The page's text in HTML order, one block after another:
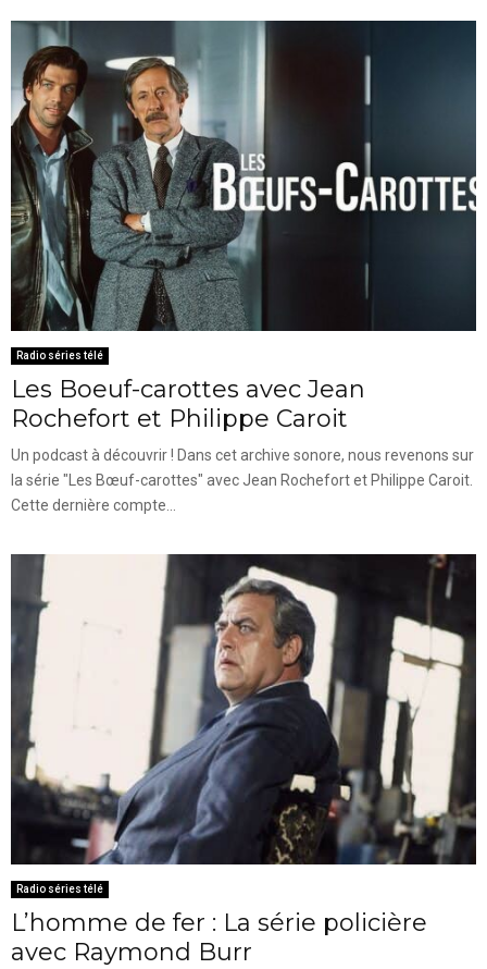
Radio séries télé
Les Boeuf-carottes avec Jean
Rochefort et Philippe Caroit
Un podcast à découvrir ! Dans cet archive sonore, nous revenons sur
la série "Les Bœuf-carottes" avec Jean Rochefort et Philippe Caroit.
Cette dernière compte...
Radio séries télé
L’homme de fer : La série policière
avec Raymond Burr